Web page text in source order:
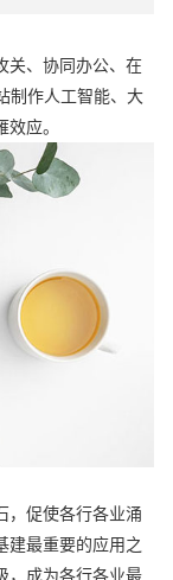
关、协同办公、在
制作人工智能、大
应。
，促使各行各业涌
建最重要的应用之
，成为各行各业最